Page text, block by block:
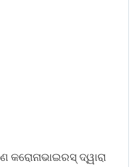
କରୋନାଭାଇରସ୍ ଦ୍ୱାରା